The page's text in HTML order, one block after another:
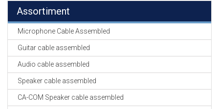
Assortiment
Microphone Cable Assembled
Guitar cable assembled
Audio cable assembled
Speaker cable assembled
CA-COM Speaker cable assembled